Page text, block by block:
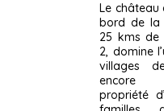
Le château
bord de la
25 kms de
2, domine
villages
encore
propriété